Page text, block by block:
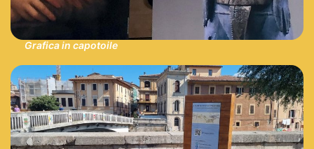
Grafica in capotoile